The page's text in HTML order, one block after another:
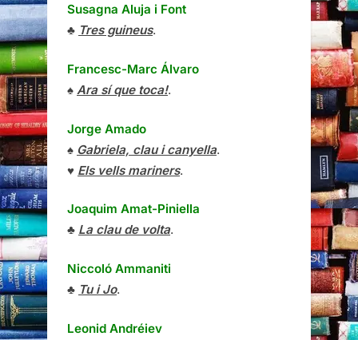
Susagna Aluja i Font
♣ Tres guineus.
Francesc-Marc Álvaro
♠ Ara sí que toca!.
Jorge Amado
♠ Gabriela, clau i canyella.
♥ Els vells mariners.
Joaquim Amat-Piniella
♣ La clau de volta.
Niccoló Ammaniti
♣ Tu i Jo.
Leonid Andréiev